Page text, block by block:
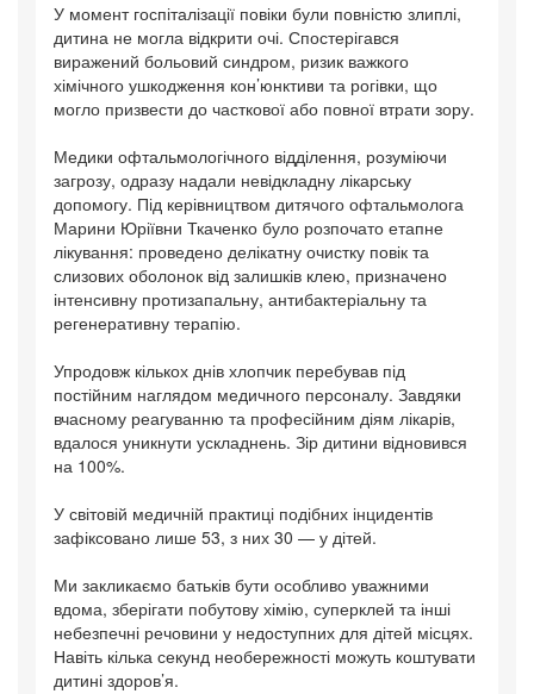
У момент госпіталізації повіки були повністю злиплі,
дитина не могла відкрити очі. Спостерігався
виражений больовий синдром, ризик важкого
хімічного ушкодження кон’юнктиви та рогівки, що
могло призвести до часткової або повної втрати зору.
Медики офтальмологічного відділення, розуміючи
загрозу, одразу надали невідкладну лікарську
допомогу. Під керівництвом дитячого офтальмолога
Марини Юріївни Ткаченко було розпочато етапне
лікування: проведено делікатну очистку повік та
слизових оболонок від залишків клею, призначено
інтенсивну протизапальну, антибактеріальну та
регенеративну терапію.
Упродовж кількох днів хлопчик перебував під
постійним наглядом медичного персоналу. Завдяки
вчасному реагуванню та професійним діям лікарів,
вдалося уникнути ускладнень. Зір дитини відновився
на 100%.
У світовій медичній практиці подібних інцидентів
зафіксовано лише 53, з них 30 — у дітей.
Ми закликаємо батьків бути особливо уважними
вдома, зберігати побутову хімію, суперклей та інші
небезпечні речовини у недоступних для дітей місцях.
Навіть кілька секунд необережності можуть коштувати
дитині здоров’я.